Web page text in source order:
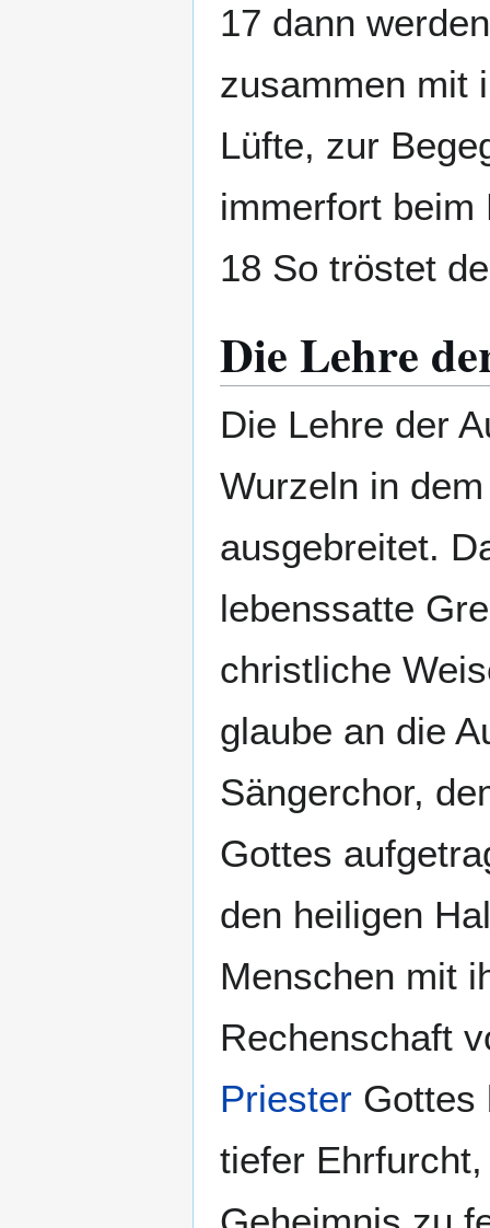
17 dann
zusammen mit
Lüfte, zur
immerfort beim
18 So tröstet
Die Lehre
Die Lehre der
Wurzeln in
ausgebreitet.
lebenssatte
christliche
glaube an die
Sängerchor,
Gottes
den heiligen
Menschen mit
Rechenschaft
Priester Gottes
tiefer